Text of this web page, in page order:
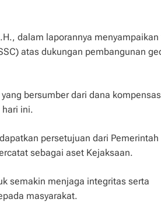
dalam laporannya
atas dukungan pembangunan
bersumber dari dana
ini.
persetujuan dari Pemerintah
sebagai aset Kejaksaan.
semakin menjaga integritas serta
masyarakat.